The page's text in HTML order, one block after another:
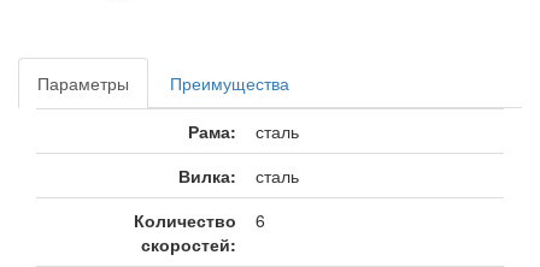
Параметры
Преимущества
Рама:
сталь
Вилка:
сталь
Количество
скоростей:
6